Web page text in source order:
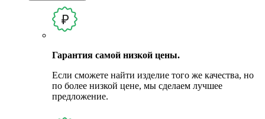
Гарантия самой низкой цены.
Если сможете найти изделие того же качества, но
по более низкой цене, мы сделаем лучшее
предложение.